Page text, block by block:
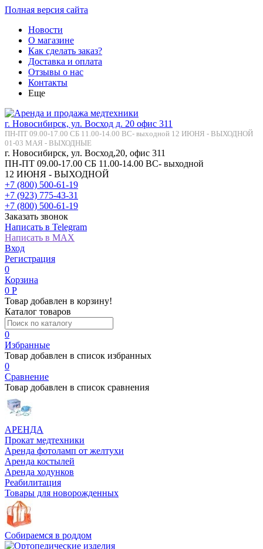
Полная версия сайта
Новости
О магазине
Как сделать заказ?
Доставка и оплата
Отзывы о нас
Контакты
Еще
г. Новосибирск, ул. Восход д. 20 офис 311
ПН-ПТ 09.00-17.00 СБ 11.00-14.00 ВС- выходной 12 ИЮНЯ - ВЫХОДНОЙ
01-03 МАЯ - ВЫХОДНЫЕ
г. Новосибирск, ул. Восход,20, офис 311
ПН-ПТ 09.00-17.00 СБ 11.00-14.00 ВС- выходной
12 ИЮНЯ - ВЫХОДНОЙ
+7 (800) 500-61-19
+7 (923) 775-43-31
+7 (800) 500-61-19
Заказать звонок
Написать в Telegram
Написать в MAX
Вход
Регистрация
0
Корзина
0 Р
Товар добавлен в корзину!
Каталог товаров
0
Избранные
Товар добавлен в список избранных
0
Сравнение
Товар добавлен в список сравнения
АРЕНДА
Прокат медтехники
Аренда фотоламп от желтухи
Аренда костылей
Аренда ходунков
Реабилитация
Товары для новорожденных
Собираемся в роддом